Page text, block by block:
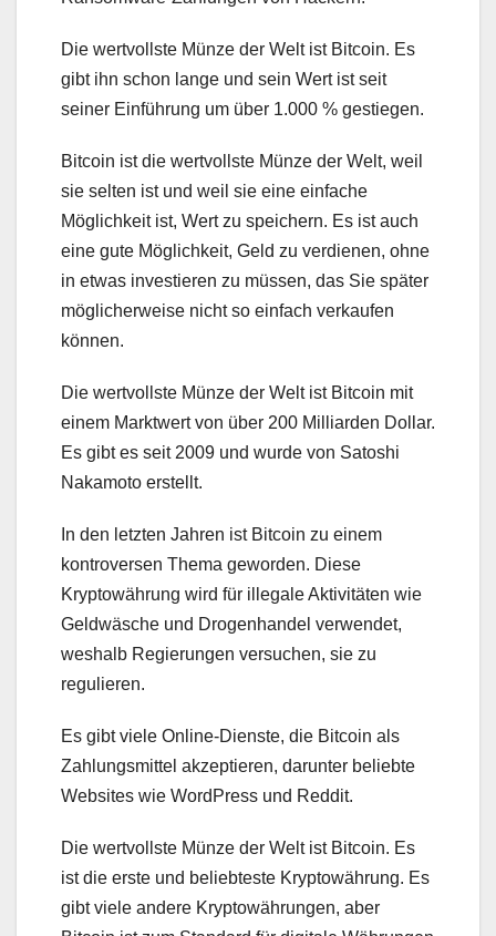
Die wertvollste Münze der Welt ist Bitcoin. Es
gibt ihn schon lange und sein Wert ist seit
seiner Einführung um über 1.000 % gestiegen.
Bitcoin ist die wertvollste Münze der Welt, weil
sie selten ist und weil sie eine einfache
Möglichkeit ist, Wert zu speichern. Es ist auch
eine gute Möglichkeit, Geld zu verdienen, ohne
in etwas investieren zu müssen, das Sie später
möglicherweise nicht so einfach verkaufen
können.
Die wertvollste Münze der Welt ist Bitcoin mit
einem Marktwert von über 200 Milliarden Dollar.
Es gibt es seit 2009 und wurde von Satoshi
Nakamoto erstellt.
In den letzten Jahren ist Bitcoin zu einem
kontroversen Thema geworden. Diese
Kryptowährung wird für illegale Aktivitäten wie
Geldwäsche und Drogenhandel verwendet,
weshalb Regierungen versuchen, sie zu
regulieren.
Es gibt viele Online-Dienste, die Bitcoin als
Zahlungsmittel akzeptieren, darunter beliebte
Websites wie WordPress und Reddit.
Die wertvollste Münze der Welt ist Bitcoin. Es
ist die erste und beliebteste Kryptowährung. Es
gibt viele andere Kryptowährungen, aber